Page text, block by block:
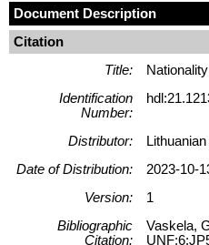
Document Description
Citation
Title:
Identification
Number:
Distributor:
Date of Distribution:
2023-10-
Version:
1
Bibliographic
Citation:
Vaskela,